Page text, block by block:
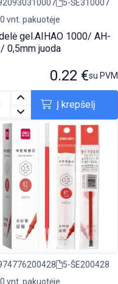
5-ŠE310007
vnt. pakuotėje
gel.AIHAO 1000/ AH-
0,5mm juoda
0.22 €su PVM
Į krepšelį
5-ŠE200428
vnt. pakuotėje